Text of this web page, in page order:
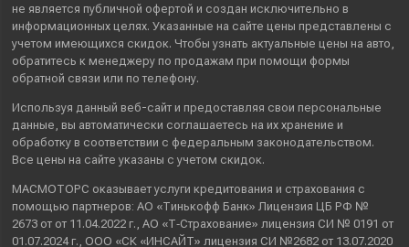
не является публичной офертой и создан исключительно в
информационных целях. Указанные на сайте цены представлены с
учетом имеющихся скидок. Чтобы узнать актуальные цены на авто,
обратитесь к менеджеру по продажам при помощи формы
обратной связи или по телефону.
Используя данный веб-сайт и предоставляя свои персональные
данные , вы автоматически соглашаетесь на их хранение и
обработку в соответствии с федеральным законодательством.
Все цены на сайте указаны с учетом скидок.
МАСМОТОРС оказывает услуги кредитования и страхования с
помощью партнеров: АО «Тинькофф Банк» Лицензия ЦБ РФ №
2673 от от 11.04.2022 г., АО «Т‑Страхование» лицензия СИ № 0191 от
01.07.2024 г., ООО «СК «ИНСАЙТ» лицензия СИ №2682 от 13.07.2020